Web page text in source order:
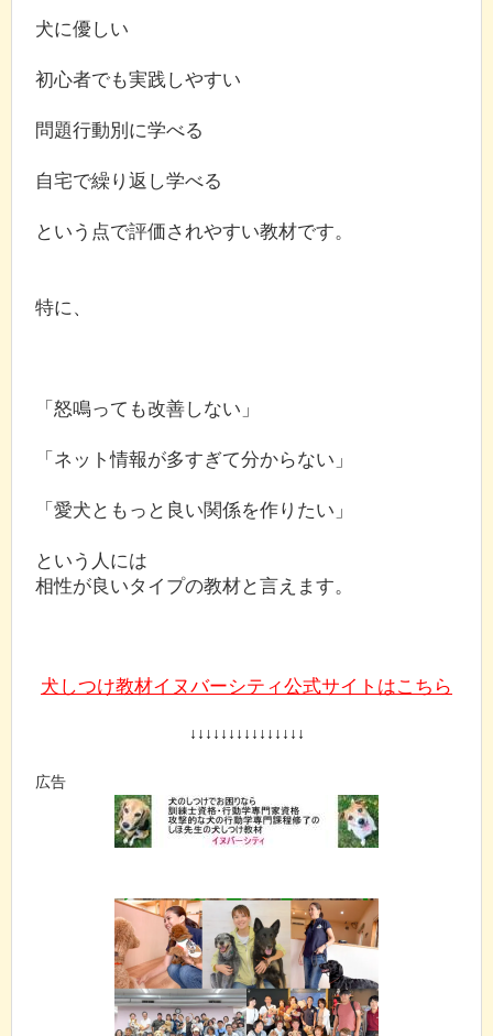
犬に優しい
初心者でも実践しやすい
問題行動別に学べる
自宅で繰り返し学べる
という点で評価されやすい教材です。
特に、
「怒鳴っても改善しない」
「ネット情報が多すぎて分からない」
「愛犬ともっと良い関係を作りたい」
という人には
相性が良いタイプの教材と言えます。
犬しつけ教材イヌバーシティ公式サイトはこちら
↓↓↓↓↓↓↓↓↓↓↓↓↓↓↓
広告